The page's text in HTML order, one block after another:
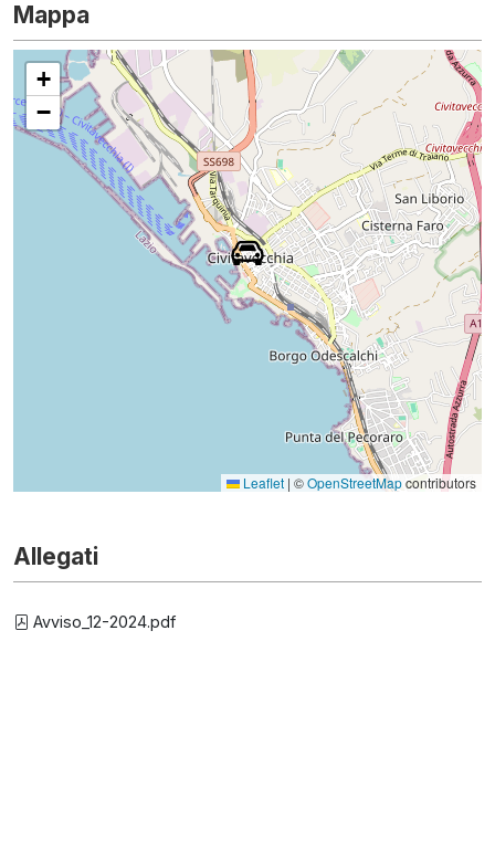
Mappa
+
−
Leaflet | ©OpenStreetMapcontributors
Allegati
Avviso_12-2024.pdf